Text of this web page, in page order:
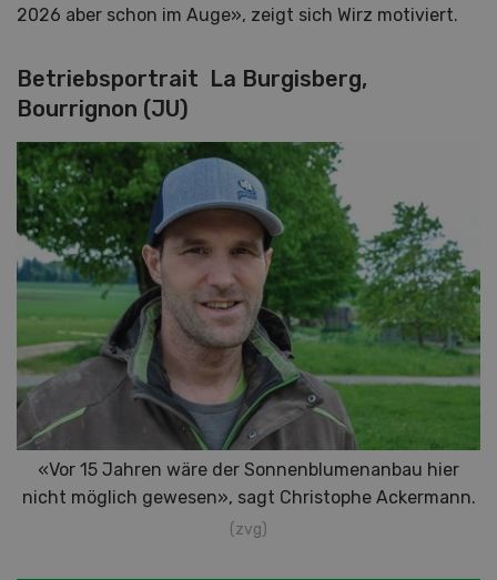
2026 aber schon im Auge», zeigt sich Wirz motiviert.
Betriebsportrait
La Burgisberg,
Bourrignon (JU)
«Vor 15 Jahren wäre der Sonnenblumenanbau hier
nicht möglich gewesen», sagt Christophe Ackermann.
(zvg)